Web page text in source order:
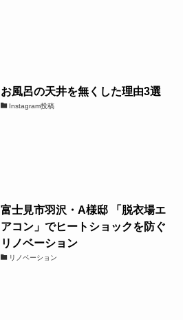
お風呂の天井を無くした理由3選
Instagram投稿
富士見市羽沢・A様邸 「脱衣場エ
アコン」でヒートショックを防ぐ
リノベーション
リノベーション